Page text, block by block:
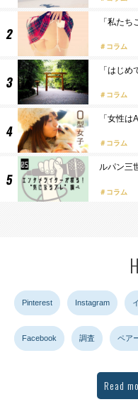
「私た
コラム
「はじ
コラム
「女性
コラム
ルパン三
コラム
Pinterest Instagram
Facebook 調査 ペア
Read